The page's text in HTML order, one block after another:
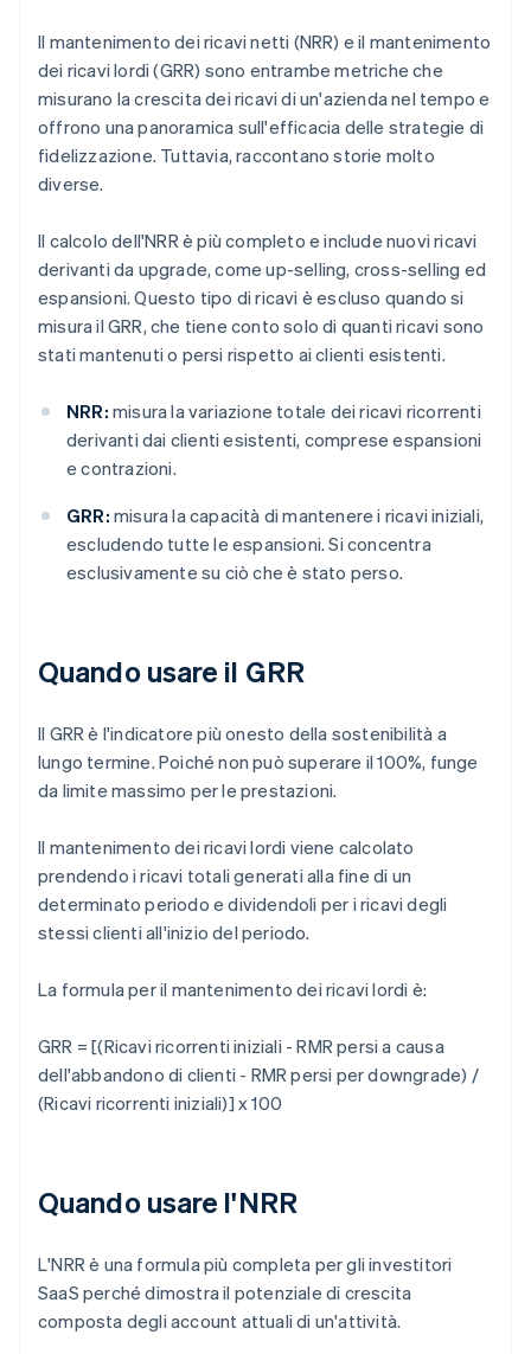
Il mantenimento dei ricavi netti (NRR) e il mantenimento
dei ricavi lordi (GRR) sono entrambe metriche che
misurano la crescita dei ricavi di un'azienda nel tempo e
offrono una panoramica sull'efficacia delle strategie di
fidelizzazione. Tuttavia, raccontano storie molto
diverse.
Il calcolo dell'NRR è più completo e include nuovi ricavi
derivanti da upgrade, come up-selling, cross-selling ed
espansioni. Questo tipo di ricavi è escluso quando si
misura il GRR, che tiene conto solo di quanti ricavi sono
stati mantenuti o persi rispetto ai clienti esistenti.
NRR: misura la variazione totale dei ricavi ricorrenti
derivanti dai clienti esistenti, comprese espansioni
e contrazioni.
GRR: misura la capacità di mantenere i ricavi iniziali,
escludendo tutte le espansioni. Si concentra
esclusivamente su ciò che è stato perso.
Quando usare il GRR
Il GRR è l'indicatore più onesto della sostenibilità a
lungo termine. Poiché non può superare il 100%, funge
da limite massimo per le prestazioni.
Il mantenimento dei ricavi lordi viene calcolato
prendendo i ricavi totali generati alla fine di un
determinato periodo e dividendoli per i ricavi degli
stessi clienti all'inizio del periodo.
La formula per il mantenimento dei ricavi lordi è:
GRR = [(Ricavi ricorrenti iniziali - RMR persi a causa
dell'abbandono di clienti - RMR persi per downgrade) /
(Ricavi ricorrenti iniziali)] x 100
Quando usare l'NRR
L'NRR è una formula più completa per gli investitori
SaaS perché dimostra il potenziale di crescita
composta degli account attuali di un'attività.